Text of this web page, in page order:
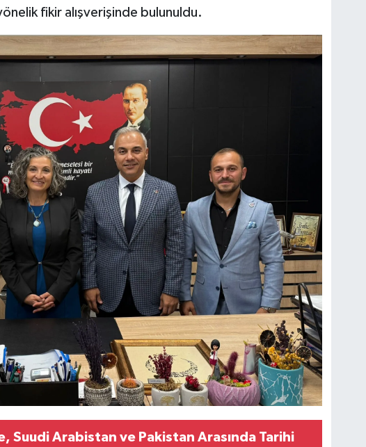
fikir alışverişinde bulunuldu.
Suudi Arabistan ve Pakistan Arasında Tarihi